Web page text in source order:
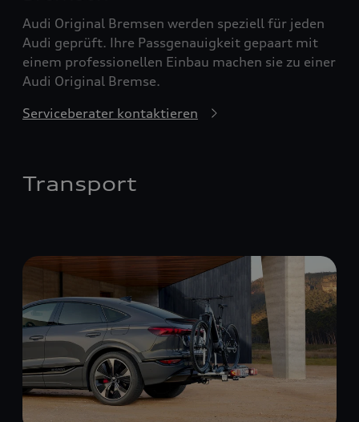
Audi Original Bremsen werden speziell für jeden
Audi geprüft. Ihre Passgenauigkeit gepaart mit
einem professionellen Einbau machen sie zu einer
Audi Original Bremse.
Serviceberater kontaktieren
Transport